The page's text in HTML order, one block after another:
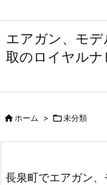
エアガン、モ
取のロイヤルナ
ホーム > 未分類
長泉町でエアガン